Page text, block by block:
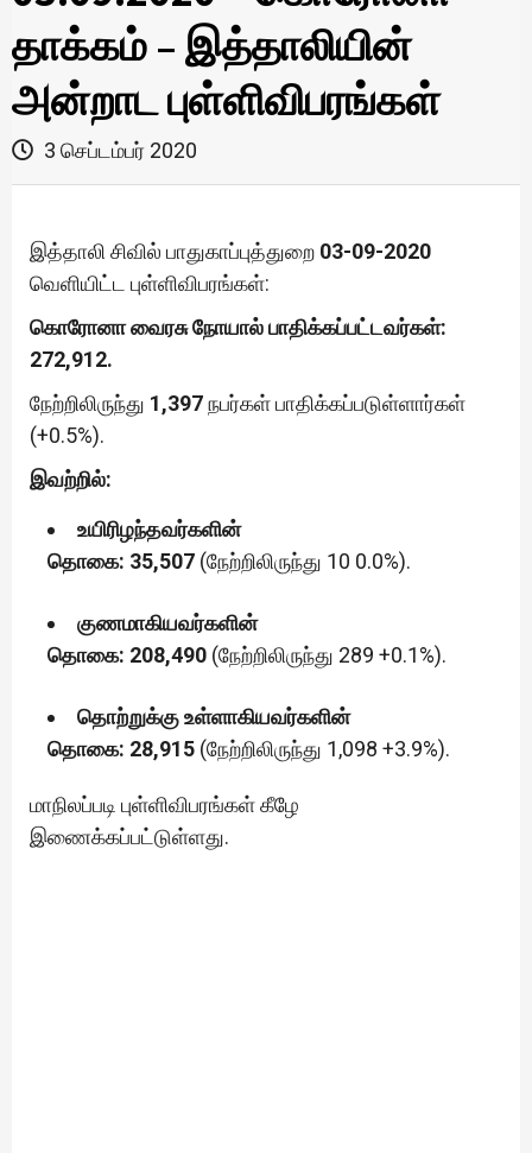
தாக்கம் – இத்தாலியின்
அன்றாட புள்ளிவிபரங்கள்
3 செப்டம்பர் 2020
இத்தாலி சிவில் பாதுகாப்புத்துறை 03-09-2020
வெளியிட்ட புள்ளிவிபரங்கள்:
கொரோனா வைரசு நோயால் பாதிக்கப்பட்டவர்கள்:
272,912.
நேற்றிலிருந்து 1,397நபர்கள் பாதிக்கப்படுள்ளார்கள்
(+0.5%).
இவற்றில்:
உயிரிழந்தவர்களின்
தொகை: 35,507 (நேற்றிலிருந்து 10 0.0%).
குணமாகியவர்களின்
தொகை: 208,490 (நேற்றிலிருந்து 289 +0.1%).
தொற்றுக்கு உள்ளாகியவர்களின்
தொகை: 28,915 (நேற்றிலிருந்து 1,098 +3.9%).
மாநிலப்படி புள்ளிவிபரங்கள் கீழே
இணைக்கப்பட்டுள்ளது.